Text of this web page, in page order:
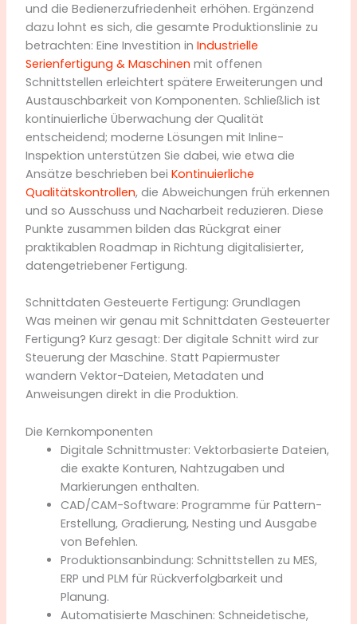
und die Bedienerzufriedenheit erhöhen. Ergänzend
dazu lohnt es sich, die gesamte Produktionslinie zu
betrachten: Eine Investition in Industrielle
Serienfertigung & Maschinen mit offenen
Schnittstellen erleichtert spätere Erweiterungen und
Austauschbarkeit von Komponenten. Schließlich ist
kontinuierliche Überwachung der Qualität
entscheidend; moderne Lösungen mit Inline-
Inspektion unterstützen Sie dabei, wie etwa die
Ansätze beschrieben bei Kontinuierliche
Qualitätskontrollen, die Abweichungen früh erkennen
und so Ausschuss und Nacharbeit reduzieren. Diese
Punkte zusammen bilden das Rückgrat einer
praktikablen Roadmap in Richtung digitalisierter,
datengetriebener Fertigung.
Schnittdaten Gesteuerte Fertigung: Grundlagen
Was meinen wir genau mit Schnittdaten Gesteuerter
Fertigung? Kurz gesagt: Der digitale Schnitt wird zur
Steuerung der Maschine. Statt Papiermuster
wandern Vektor-Dateien, Metadaten und
Anweisungen direkt in die Produktion.
Die Kernkomponenten
Digitale Schnittmuster: Vektorbasierte Dateien,
die exakte Konturen, Nahtzugaben und
Markierungen enthalten.
CAD/CAM-Software: Programme für Pattern-
Erstellung, Gradierung, Nesting und Ausgabe
von Befehlen.
Produktionsanbindung: Schnittstellen zu MES,
ERP und PLM für Rückverfolgbarkeit und
Planung.
Automatisierte Maschinen: Schneidetische,